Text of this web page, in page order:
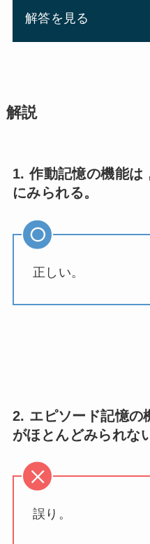
解答を見る
解説
1. 作動記憶の機能は
にみられる。
正しい。
2. エピソード記憶の
がほとんどみられな
誤り。